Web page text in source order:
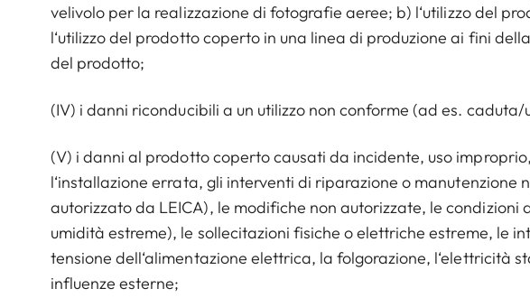
velivolo per la realizzazione di fotografie aeree; b) l‘utilizzo del
l‘utilizzo del prodotto coperto in una linea di produzione ai fini
del prodotto;
(IV) i danni riconducibili a un utilizzo non conforme (ad es.
(V) i danni al prodotto coperto causati da incidente, uso
l‘installazione errata, gli interventi di riparazione o manutenzione
autorizzato da LEICA), le modifiche non autorizzate, le
umidità estreme), le sollecitazioni fisiche o elettriche estreme, le
tensione dell‘alimentazione elettrica, la folgorazione, l‘elettricità
influenze esterne;